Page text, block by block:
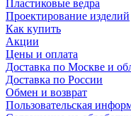
Пластиковые ведра
Проектирование изделий
Как купить
Акции
Цены и оплата
Доставка по Москве и
Доставка по России
Обмен и возврат
Пользовательская